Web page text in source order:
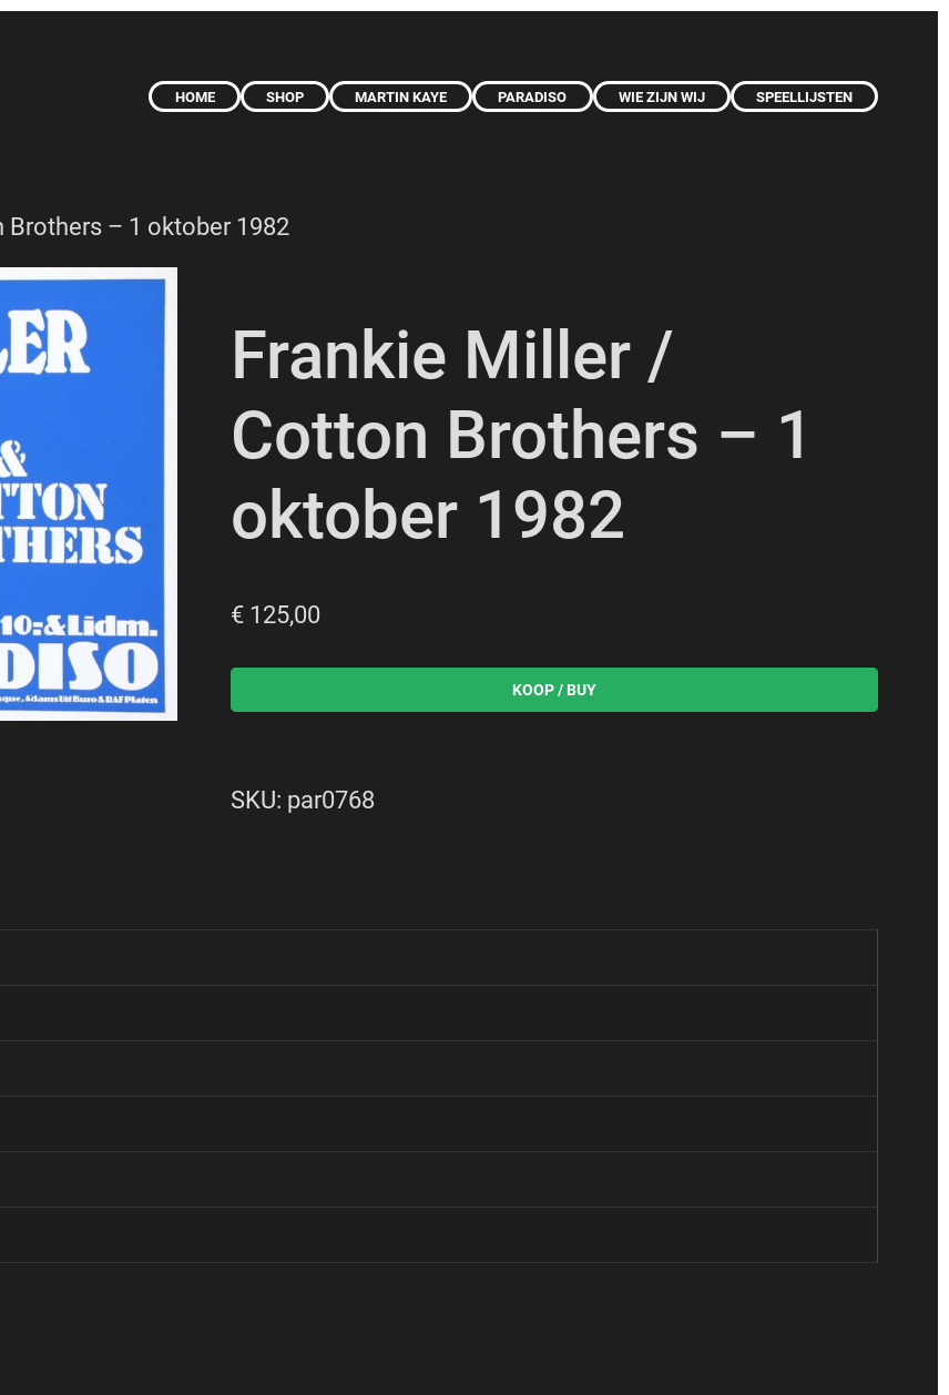
HOME SHOP MARTIN KAYE PARADISO WIE ZIJN WIJ SPEELLIJSTEN
– 1 oktober 1982
Frankie Miller /
Cotton Brothers – 1
oktober 1982
€ 125,00
TOEVOEGEN AAN WINKELWAGEN
SKU: par0768